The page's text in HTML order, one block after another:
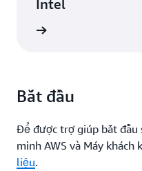
Intel
Bắt đầu
Để được trợ giúp bắt đầu
minh AWS và Máy
liệu.